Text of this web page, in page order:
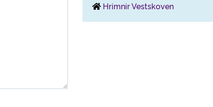
Hrimnir Vestskoven